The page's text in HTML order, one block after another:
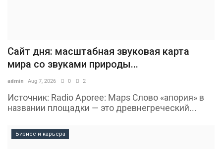
Сайт дня: масштабная звуковая карта
мира со звуками природы...
admin Aug 7, 2026 0 2
Источник: Radio Aporee: Maps Слово «апория» в
названии площадки — это древнегреческий...
Бизнес и карьера